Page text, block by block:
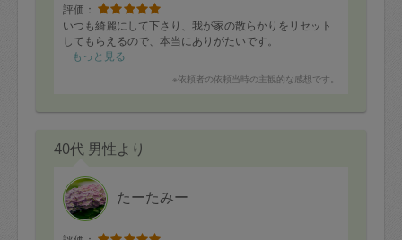
評価：
いつも綺麗にして下さり、我が家の散らかりをリセット
してもらえるので、本当にありがたいです。
もっと見る
※依頼者の依頼当時の主観的な感想です。
40代 男性より
たーたみー